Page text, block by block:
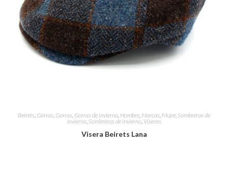
Beirets Gorras Gorras Gorras de invierno Hombre Marcas Mujer, Sombreros de
Invierno, Sombreros de invierno, Viseras
Visera Beirets Lana